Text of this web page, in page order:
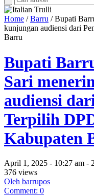
Home /Barru /Bupati
kunjungan audiensi dari
Barru
Bupati
Sari
audiensi
Terpilih
Kabupaten
April 1, 2025 - 10:27 am -
376 views
Oleh barrupos
Comment: 0